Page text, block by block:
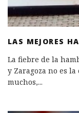
LAS MEJORES
La fiebre de la
y Zaragoza no es
muchos,...